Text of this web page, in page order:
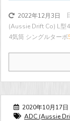
2022年12月3日
(Aussie Drift Co) L型
4気筒 シングルターボ
2020年10月17日
ADC (Aussie